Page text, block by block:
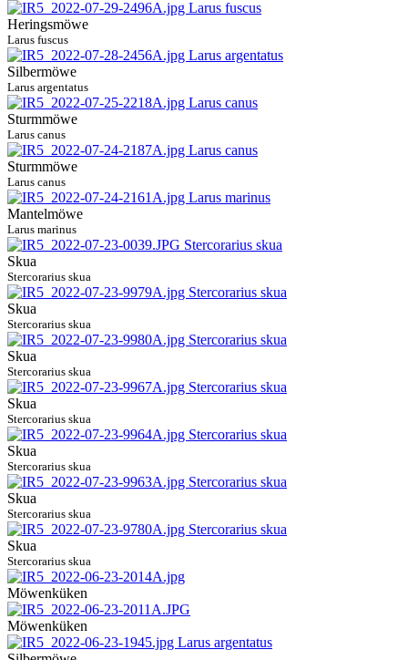
Heringsmöwe
Larus fuscus
Silbermöwe
Larus argentatus
Sturmmöwe
Larus canus
Sturmmöwe
Larus canus
Mantelmöwe
Larus marinus
Skua
Stercorarius skua
Skua
Stercorarius skua
Skua
Stercorarius skua
Skua
Stercorarius skua
Skua
Stercorarius skua
Skua
Stercorarius skua
Skua
Stercorarius skua
Möwenküken
Möwenküken